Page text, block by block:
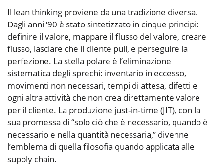
Il lean thinking proviene da una tradizione diversa.
Dagli anni ‘90 è stato sintetizzato in cinque principi:
definire il valore, mappare il flusso del valore, creare
flusso, lasciare che il cliente pull, e perseguire la
perfezione. La stella polare è l’eliminazione
sistematica degli sprechi: inventario in eccesso,
movimenti non necessari, tempi di attesa, difetti e
ogni altra attività che non crea direttamente valore
per il cliente. La produzione just‑in‑time (JIT), con la
sua promessa di “solo ciò che è necessario, quando è
necessario e nella quantità necessaria,” divenne
l’emblema di quella filosofia quando applicata alle
supply chain.